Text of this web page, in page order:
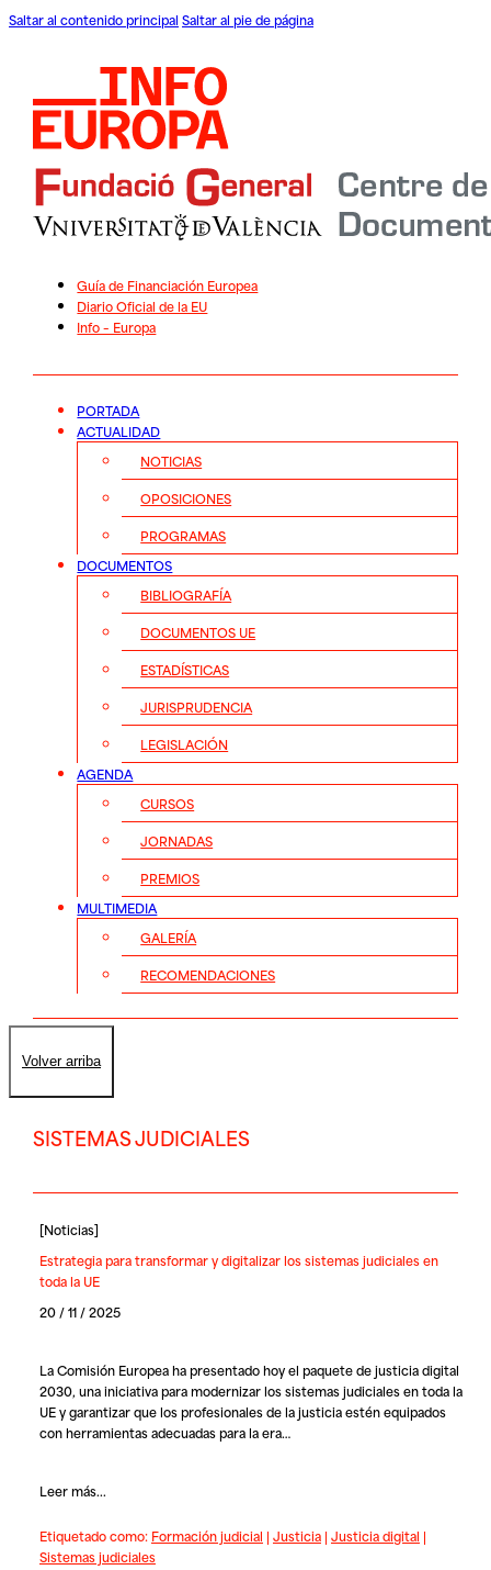
Saltar al contenido principal Saltar al pie de página
Guía de Financiación Europea
Diario Oficial de la EU
Info – Europa
PORTADA
ACTUALIDAD
NOTICIAS
OPOSICIONES
PROGRAMAS
DOCUMENTOS
BIBLIOGRAFÍA
DOCUMENTOS UE
ESTADÍSTICAS
JURISPRUDENCIA
LEGISLACIÓN
AGENDA
CURSOS
JORNADAS
PREMIOS
MULTIMEDIA
GALERÍA
RECOMENDACIONES
Volver arriba
SISTEMAS JUDICIALES
[Noticias]
Estrategia para transformar y digitalizar los sistemas judiciales en
toda la UE
20 / 11 / 2025
La Comisión Europea ha presentado hoy el paquete de justicia digital
2030, una iniciativa para modernizar los sistemas judiciales en toda la
UE y garantizar que los profesionales de la justicia estén equipados
con herramientas adecuadas para la era…
Leer más...
Etiquetado como: Formación judicial | Justicia| Justicia digital |
Sistemas judiciales